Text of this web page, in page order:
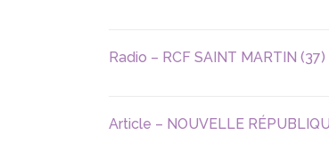
Radio – RCF SAINT MARTIN
Article – NOUVELLE